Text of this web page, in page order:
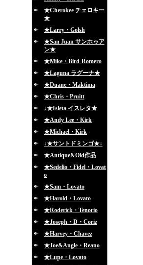
★Cherokee チェロキー
★
★Larry・Golsh
★San Juan サンホゥア
ン★
★Mike・Bird-Romero
★Laguna ラグーナ★
★Duane・Maktima
★Chris・Pruitt
↓★Isleta イスレタ★
★Andy Lee・Kirk
★Michael・Kirk
↓★サントドミンゴ★↓
★Antique&Old作品
★Sedelio・Fidel・Lovat
o
★Sam・Lovato
★Harold・Lovato
★Roderick・Tenorio
★Joseph・D・Coriz
★Harvey・Chavez
★Joe&Angle・Reano
★Lupe・Lovato